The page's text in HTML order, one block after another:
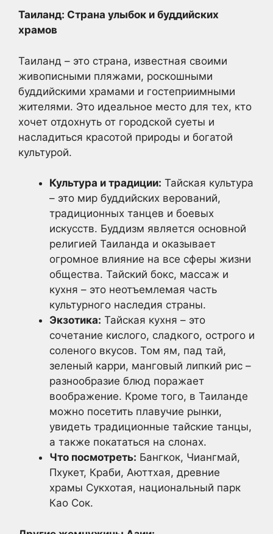
Таиланд: Страна улыбок и буддийских
храмов
Таиланд – это страна, известная своими
живописными пляжами, роскошными
буддийскими храмами и гостеприимными
жителями. Это идеальное место для тех, кто
хочет отдохнуть от городской суеты и
насладиться красотой природы и богатой
культурой.
Культура и традиции: Тайская культура
– это мир буддийских верований,
традиционных танцев и боевых
искусств. Буддизм является основной
религией Таиланда и оказывает
огромное влияние на все сферы жизни
общества. Тайский бокс, массаж и
кухня – это неотъемлемая часть
культурного наследия страны.
Экзотика: Тайская кухня – это
сочетание кислого, сладкого, острого и
соленого вкусов. Том ям, пад тай,
зеленый карри, манговый липкий рис –
разнообразие блюд поражает
воображение. Кроме того, в Таиланде
можно посетить плавучие рынки,
увидеть традиционные тайские танцы,
а также покататься на слонах.
Что посмотреть: Бангкок, Чиангмай,
Пхукет, Краби, Аюттхая, древние
храмы Сукхотая, национальный парк
Као Сок.